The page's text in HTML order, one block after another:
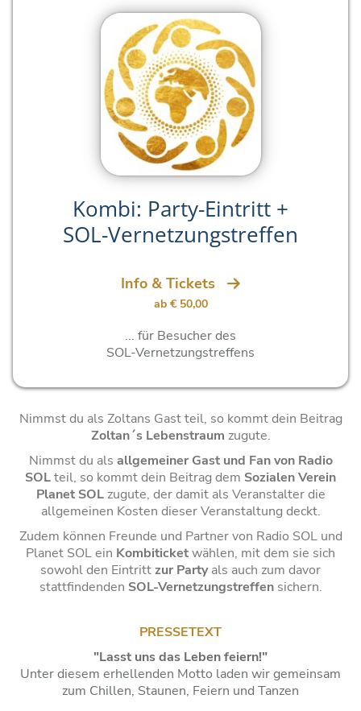
Kombi: Party-Eintritt +
SOL-Vernetzungstreffen
Info & Tickets
ab € 50,00
... für Besucher des
SOL-Vernetzungstreffens
Nimmst du als Zoltans Gast teil, so kommt dein Beitrag
Zoltan´s Lebenstraum zugute.
Nimmst du als allgemeiner Gast und Fan von Radio
SOLteil, so kommt dein Beitrag dem Sozialen Verein
Planet SOLzugute, der damit als Veranstalter die
allgemeinen Kosten dieser Veranstaltung deckt.
Zudem können Freunde und Partner von Radio SOL und
Planet SOL ein Kombiticketwählen, mit dem sie sich
sowohl den Eintrittzur Partyals auch zum davor
stattfindenden SOL-Vernetzungstreffensichern.
PRESSETEXT
"Lasst uns das Leben feiern!"
Unter diesem erhellenden Motto laden wir gemeinsam
zum Chillen, Staunen, Feiern und Tanzen